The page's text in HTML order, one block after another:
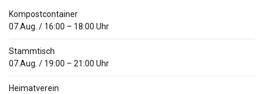
Kompostcontainer
07.Aug. / 16:00 – 18:00 Uhr
Stammtisch
07.Aug. / 19:00 – 21:00 Uhr
Heimatverein